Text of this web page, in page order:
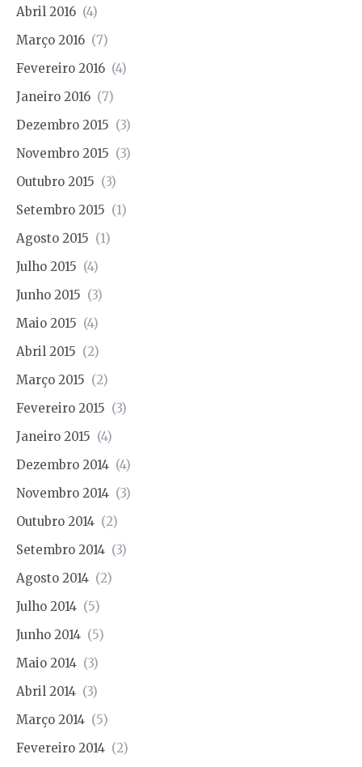
Abril 2016 (4)
Março 2016 (7)
Fevereiro 2016 (4)
Janeiro 2016 (7)
Dezembro 2015 (3)
Novembro 2015 (3)
Outubro 2015 (3)
Setembro 2015 (1)
Agosto 2015 (1)
Julho 2015 (4)
Junho 2015 (3)
Maio 2015 (4)
Abril 2015 (2)
Março 2015 (2)
Fevereiro 2015 (3)
Janeiro 2015 (4)
Dezembro 2014 (4)
Novembro 2014 (3)
Outubro 2014 (2)
Setembro 2014 (3)
Agosto 2014 (2)
Julho 2014 (5)
Junho 2014 (5)
Maio 2014 (3)
Abril 2014 (3)
Março 2014 (5)
Fevereiro 2014 (2)